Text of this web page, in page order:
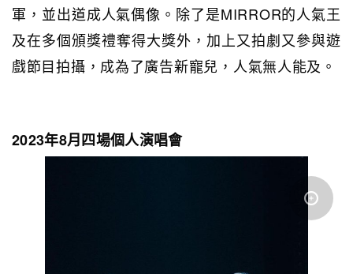
軍，並出道成人氣偶像。除了是MIRROR的人氣王
及在多個頒獎禮奪得大獎外，加上又拍劇又參與遊
戲節目拍攝，成為了廣告新寵兒，人氣無人能及。
2023年8月四場個人演唱會